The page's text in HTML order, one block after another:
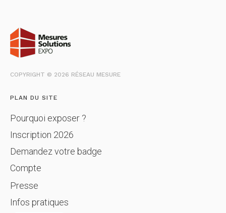
COPYRIGHT © 2026 RÉSEAU MESURE
PLAN DU SITE
Pourquoi exposer ?
Inscription 2026
Demandez votre badge
Compte
Presse
Infos pratiques